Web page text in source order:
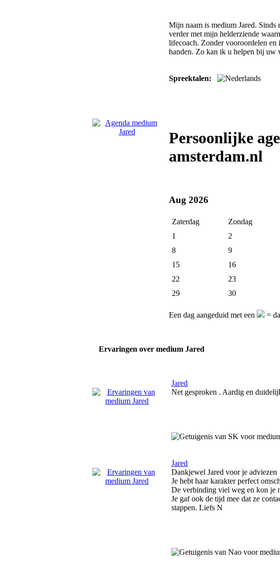
Mijn naam is medium Jared. Sinds
verder met mijn helderziende
lifecoach. Zonder vooroordelen
handen. Zo kan ik u helpen bij uw
Spreektalen:
Persoonlijke
amsterdam.nl
Aug 2026
Zaterdag Zondag
1
2
8
9
15
16
22
23
29
30
Een dag aangeduid met een =
Ervaringen over medium Jared
Jared
Net gesproken . Aardig en
Jared
Dankjewel Jared voor je adviezen
Je hebt haar karakter perfect
De verbinding viel weg en kon je
Je gaf ook de tijd mee dat ze
stappen. Liefs N